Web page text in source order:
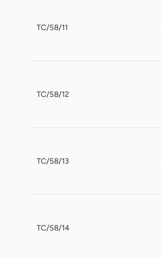
TC/58/11
TC/58/12
TC/58/13
TC/58/14